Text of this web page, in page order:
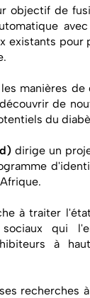
objectif de
existants pour
manières de
de
du
dirige un
à traiter
qui
à
recherches